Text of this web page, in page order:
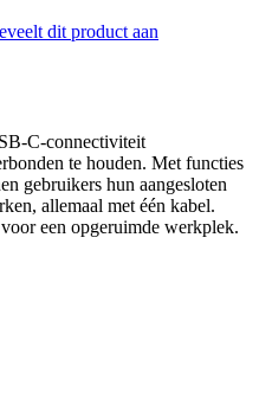
dit product aan
C-connectiviteit
te houden. Met functies
gebruikers hun aangesloten
allemaal met één kabel.
een opgeruimde werkplek.